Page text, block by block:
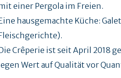
einer Pergola im Freien.
hausgemachte Küche:
Crêperie ist seit April 2018
Wert auf Qualität vor